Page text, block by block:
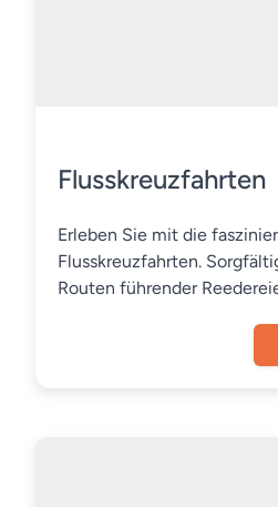
Flusskreuzfahrten
Erleben Sie mit die
Flusskreuzfahrten.
Routen führender